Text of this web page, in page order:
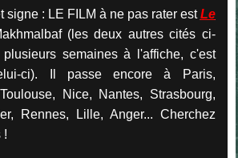
signe : LE FILM à ne pas rater estLe
(les deux autres cités ci-
plusieurs semaines à l'affiche, c'est
ci). Il passe encore à Paris,
Nice, Nantes, Strasbourg,
Rennes, Lille, Anger... Cherchez
!